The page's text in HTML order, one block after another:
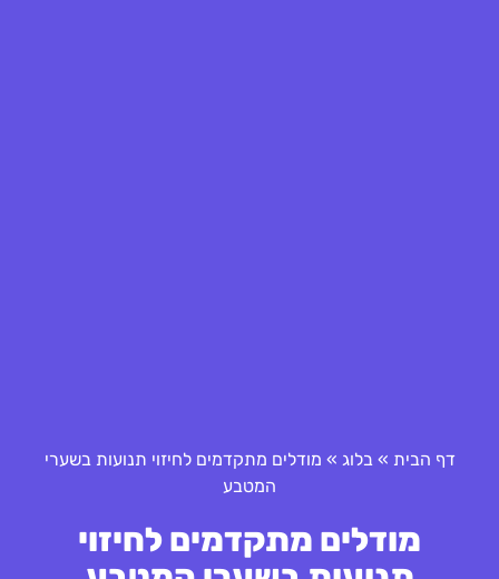
דף הבית »בלוג » מודלים מתקדמים לחיזוי תנועות בשערי
המטבע
מודלים מתקדמים לחיזוי